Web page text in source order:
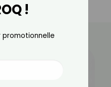
!
promotionnelle